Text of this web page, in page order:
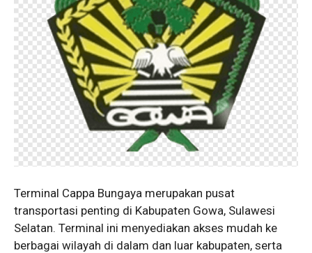
Terminal Cappa Bungaya merupakan pusat
transportasi penting di Kabupaten Gowa, Sulawesi
Selatan. Terminal ini menyediakan akses mudah ke
berbagai wilayah di dalam dan luar kabupaten, serta